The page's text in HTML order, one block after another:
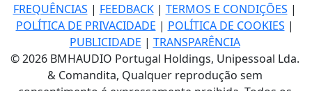
FREQUÊNCIAS | FEEDBACK| TERMOS E CONDIÇÕES |
POLÍTICA DE PRIVACIDADE | POLÍTICA DE COOKIES |
PUBLICIDADE | TRANSPARÊNCIA
© 2026 BMHAUDIO Portugal Holdings, Unipessoal Lda.
& Comandita, Qualquer reprodução sem